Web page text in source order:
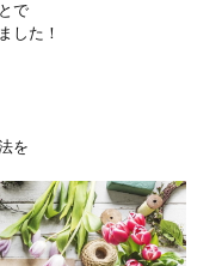
で
した！
を